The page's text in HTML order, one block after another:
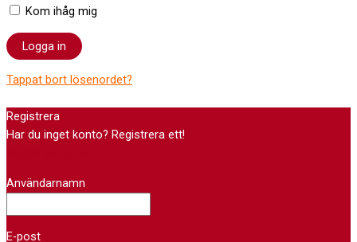
Kom ihåg mig
Tappat bort lösenordet?
Registrera
Har du inget konto? Registrera ett!
Användarnamn
E-post